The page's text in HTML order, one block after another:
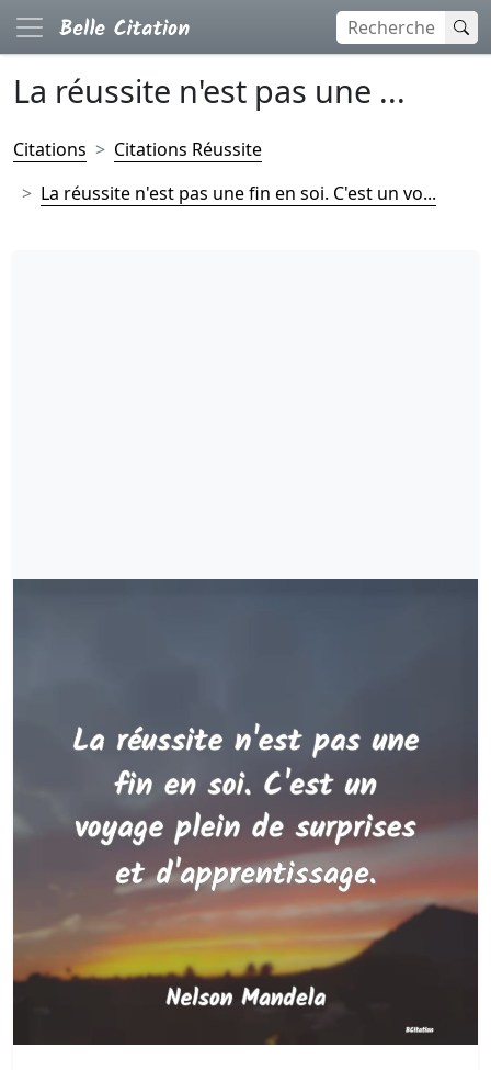
La réussite n'est pas une ...
Citations
Citations Réussite
La réussite n'est pas une fin en soi. C'est un vo...